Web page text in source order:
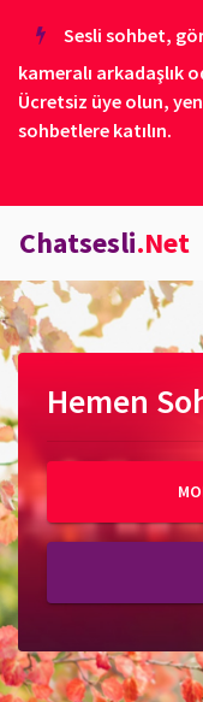
Sesli sohbet,
kameralı arkadaşlık
Ücretsiz üye olun,
sohbetlere katılın.
Chatsesli.Net
Hemen